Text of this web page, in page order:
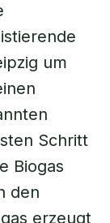
um
Schritt
Biogas
den
erzeugt